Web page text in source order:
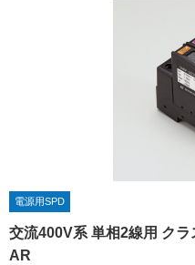
電源用SPD
交流400V系 単相2線用 ク
AR